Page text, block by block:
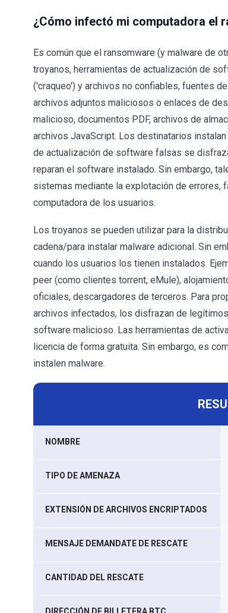
¿Cómo infectó mi computadora el
Es común que el ransomware (y malware de
troyanos, herramientas de actualización de
('craqueo') y archivos no confiables, fuentes
archivos adjuntos maliciosos o enlaces de
malicioso, documentos PDF, archivos de
archivos JavaScript. Los destinatarios
de actualización de software falsas se
reparan el software instalado. Sin embargo,
sistemas mediante la explotación de
computadora de los usuarios.
Los troyanos se pueden utilizar para la
cadena/para instalar malware adicional. Sin
cuando los usuarios los tienen instalados.
peer (como clientes torrent, eMule),
oficiales, descargadores de terceros. Para
archivos infectados, los disfrazan de
software malicioso. Las herramientas de
licencia de forma gratuita. Sin embargo, es
instalen malware.
NOMBRE
TIPO DE AMENAZA
EXTENSIÓN DE ARCHIVOS ENCRIPTADOS
MENSAJE DEMANDATE DE RESCATE
CANTIDAD DEL RESCATE